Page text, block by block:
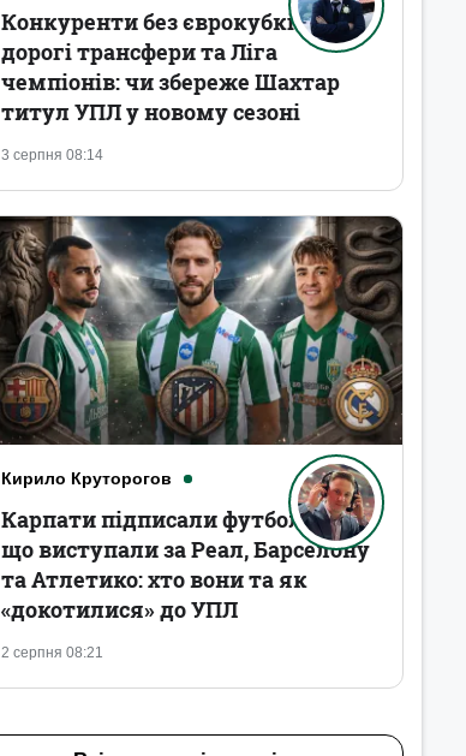
3 серпня 08:14
Конкуренти без єврокубків,
дорогі трансфери та Ліга
чемпіонів: чи збереже Шахтар
титул УПЛ у новому сезоні
Кирило Круторогов
2 серпня 08:21
Карпати підписали футболістів,
що виступали за Реал, Барселону
та Атлетико: хто вони та як
«докотилися» до УПЛ